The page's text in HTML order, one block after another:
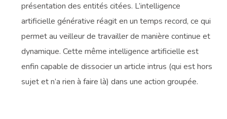
présentation des entités citées. L’intelligence
artificielle générative réagit en un temps record, ce qui
permet au veilleur de travailler de manière continue et
dynamique. Cette même intelligence artificielle est
enfin capable de dissocier un article intrus (qui est hors
sujet et n’a rien à faire là) dans une action groupée.